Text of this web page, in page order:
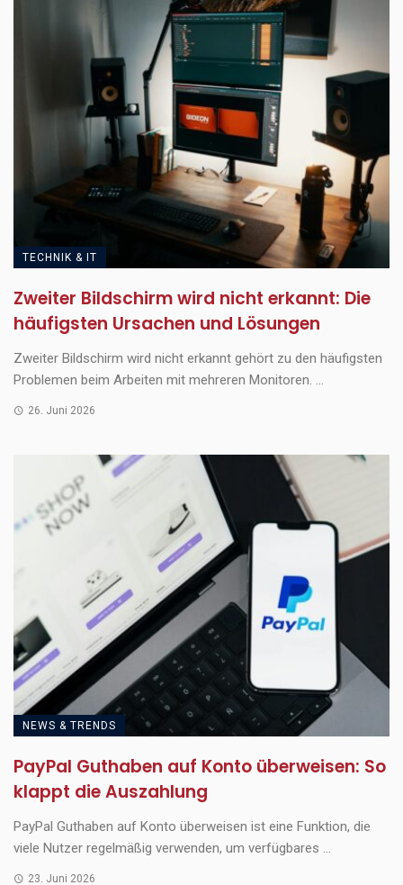
TECHNIK & IT
Zweiter Bildschirm wird nicht erkannt: Die
häufigsten Ursachen und Lösungen
Zweiter Bildschirm wird nicht erkannt gehört zu den häufigsten
Problemen beim Arbeiten mit mehreren Monitoren. ...
26. Juni 2026
NEWS & TRENDS
PayPal Guthaben auf Konto überweisen: So
klappt die Auszahlung
PayPal Guthaben auf Konto überweisen ist eine Funktion, die
viele Nutzer regelmäßig verwenden, um verfügbares ...
23. Juni 2026